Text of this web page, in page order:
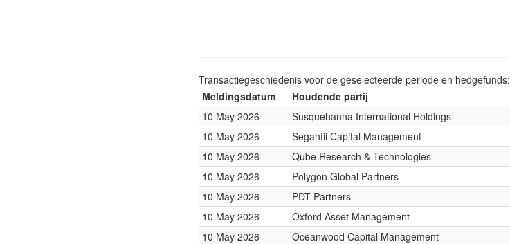
Transactiegeschiedenis voor de geselecteerde periode en hedgefunds:
Meldingsdatum
Houdende partij
10 May 2026
Susquehanna International Holdings
10 May 2026
Segantii Capital Management
10 May 2026
Qube Research & Technologies
10 May 2026
Polygon Global Partners
10 May 2026
PDT Partners
10 May 2026
Oxford Asset Management
10 May 2026
Oceanwood Capital Management